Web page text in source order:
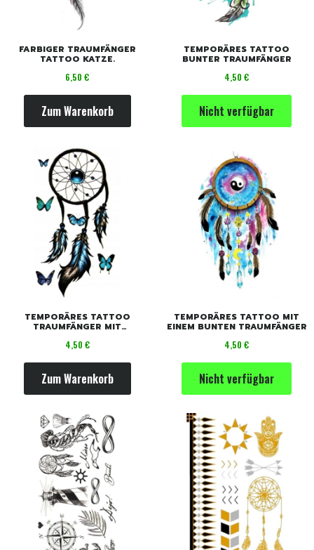
FARBIGER TRAUMFÄNGER
TATTOO KATZE.
Preis
6,50 €
Zum Warenkorb
TEMPORÄRES TATTOO
BUNTER TRAUMFÄNGER
Preis
4,50 €
Nicht verfügbar
TEMPORÄRES TATTOO
TRAUMFÄNGER MIT
BLAUEN FEDERN
Preis
4,50 €
Zum Warenkorb
TEMPORÄRES TATTOO MIT
EINEM BUNTEN TRAUMFÄNGER
Preis
4,50 €
Nicht verfügbar